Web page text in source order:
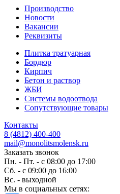
Производство
Новости
Вакансии
Реквизиты
Плитка тратуарная
Бордюр
Кирпич
Бетон и раствор
ЖБИ
Системы водоотвода
Сопутствующие товары
Контакты
8 (4812) 400-400
mail@monolitsmolensk.ru
Заказать звонок
Пн. - Пт. - с 08:00 до 17:00
Сб. - с 09:00 до 16:00
Вс. - выходной
Мы в социальных сетях: